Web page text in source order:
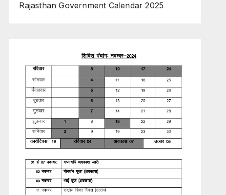
Rajasthan Government Calendar 2025